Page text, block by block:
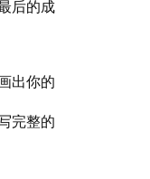
后的成
出你的
完整的